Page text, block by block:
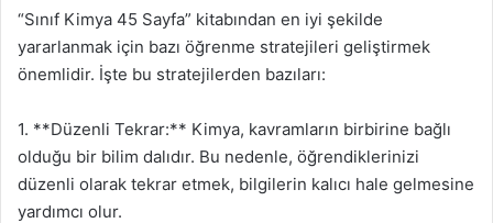
“Sınıf Kimya 45 Sayfa” kitabından en iyi şekilde
yararlanmak için bazı öğrenme stratejileri geliştirmek
önemlidir. İşte bu stratejilerden bazıları:
1. **Düzenli Tekrar:** Kimya, kavramların birbirine bağlı
olduğu bir bilim dalıdır. Bu nedenle, öğrendiklerinizi
düzenli olarak tekrar etmek, bilgilerin kalıcı hale gelmesine
yardımcı olur.